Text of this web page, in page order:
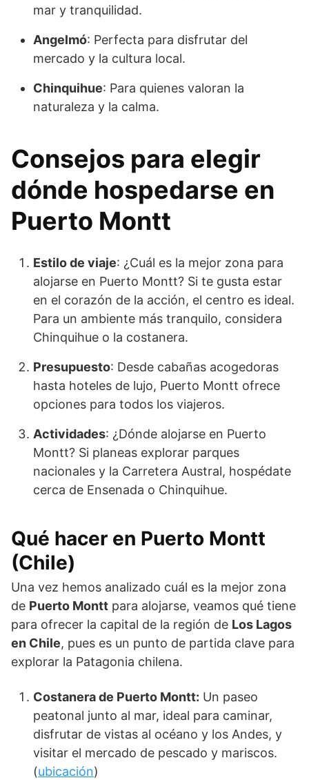
mar y tranquilidad.
Angelmó: Perfecta para disfrutar del
mercado y la cultura local.
Chinquihue: Para quienes valoran la
naturaleza y la calma.
Consejos para elegir
dónde hospedarse en
Puerto Montt
Estilo de viaje: ¿Cuál es la mejor zona para
alojarse en Puerto Montt? Si te gusta estar
en el corazón de la acción, el centro es ideal.
Para un ambiente más tranquilo, considera
Chinquihue o la costanera.
Presupuesto: Desde cabañas acogedoras
hasta hoteles de lujo, Puerto Montt ofrece
opciones para todos los viajeros.
Actividades: ¿Dónde alojarse en Puerto
Montt? Si planeas explorar parques
nacionales y la Carretera Austral, hospédate
cerca de Ensenada o Chinquihue.
Qué hacer en Puerto Montt
(Chile)
Una vez hemos analizado cuál es la mejor zona
de Puerto Montt para alojarse, veamos qué tiene
para ofrecer la capital de la región de Los Lagos
en Chile, pues es un punto de partida clave para
explorar la Patagonia chilena.
Costanera de Puerto Montt: Un paseo
peatonal junto al mar, ideal para caminar,
disfrutar de vistas al océano y los Andes, y
visitar el mercado de pescado y mariscos.
(ubicación)